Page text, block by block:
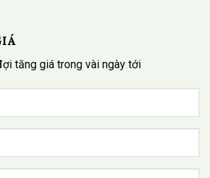
tăng giá trong vài ngày tới